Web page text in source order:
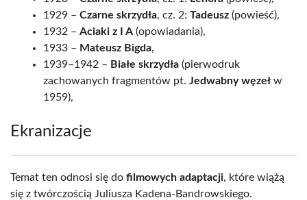
1929 – Czarne skrzydła, cz. 2: Tadeusz (powieść),
1932 – Aciaki z I A (opowiadania),
1933 – Mateusz Bigda,
1939–1942 – Białe skrzydła (pierwodruk
zachowanych fragmentów pt. Jedwabny węzeł w
1959),
Ekranizacje
Temat ten odnosi się do filmowych adaptacji, które wiążą
się z twórczością Juliusza Kadena-Bandrowskiego.